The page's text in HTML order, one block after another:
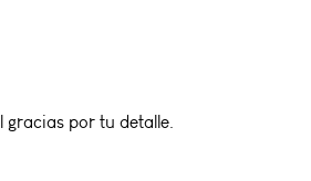
gracias por tu detalle.